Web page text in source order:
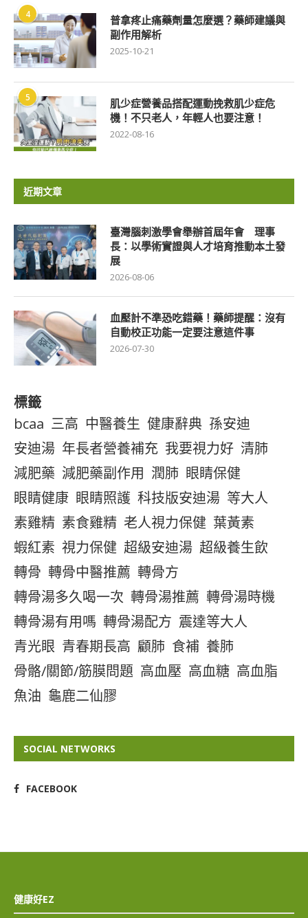
4
普拿疼止痛藥劑量怎麼選？藥師建議與
副作用解析
2025-10-21
5
肌少症營養品搭配運動挽救肌少症危
機！不只老人，年輕人也要注意！
2022-08-16
近期文章
臺灣腦刺激學會舉辦首屆年會 理事
長：以學術實證與人才培育推動本土發
展
2026-08-06
血壓計不準恐吃錯藥！藥師提醒：沒有
自動校正功能一定要注意這件事
2026-07-30
標籤
bcaa 三高 中醫養生 健康辭典 孫安迪
安迪湯 年長者營養補充 我要視力好 清肺
減肥藥 減肥藥副作用 潤肺 眼睛保健
眼睛健康 眼睛照護 科技版安迪湯 等大人
素雞精 素食雞精 老人視力保健 葉黃素
蝦紅素 視力保健 超級安迪湯 超級養生飲
轉骨 轉骨中醫推薦 轉骨方
轉骨湯多久喝一次 轉骨湯推薦 轉骨湯時機
轉骨湯有用嗎 轉骨湯配方 震達等大人
青光眼 青春期長高 顧肺 食補 養肺
骨骼/關節/筋膜問題 高血壓 高血糖 高血脂
魚油 龜鹿二仙膠
SOCIAL NETWORKS
FACEBOOK
健康好EZ